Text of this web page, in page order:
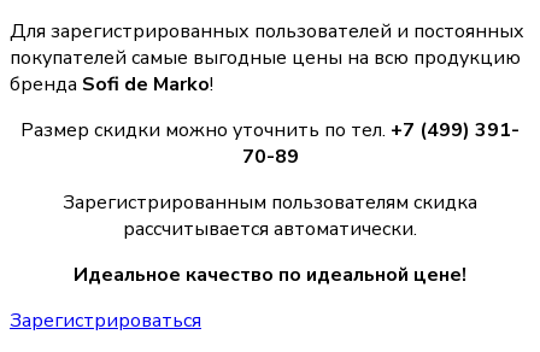
Для зарегистрированных пользователей и постоянных
покупателей самые выгодные цены на всю продукцию
бренда Sofi de Marko!
Размер скидки можно уточнить по тел. +7 (499) 391-
70-89
Зарегистрированным пользователям скидка
рассчитывается автоматически.
Идеальное качество по идеальной цене!
Зарегистрироваться